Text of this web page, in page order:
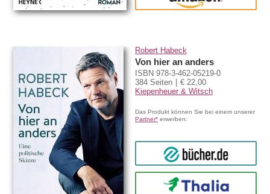
Robert Habeck
Von hier an anders
ISBN 978-3-462-05219-0
384 Seiten
€ 22,00
Kiepenheuer & Witsch
Das Produkt können Sie bei einem unserer
Partner* erwerben:
bücher.de
Thalia